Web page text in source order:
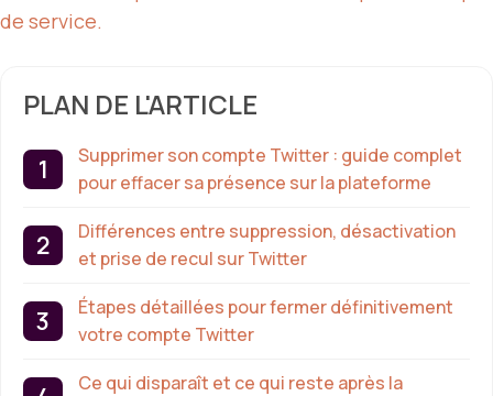
de service.
PLAN DE L'ARTICLE
Supprimer son compte Twitter : guide complet
pour effacer sa présence sur la plateforme
Différences entre suppression, désactivation
et prise de recul sur Twitter
Étapes détaillées pour fermer définitivement
votre compte Twitter
Ce qui disparaît et ce qui reste après la